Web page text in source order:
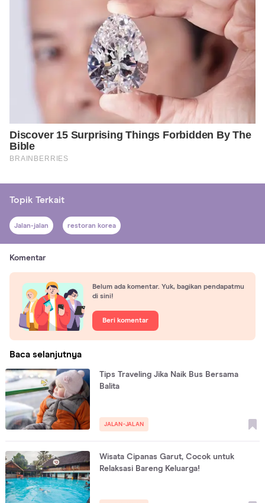
Topik Terkait
Jalan-jalan restoran korea
Komentar
Belum ada komentar. Yuk, bagikan pendapatmu
di sini!
Beri komentar
Baca selanjutnya
Tips Traveling Jika Naik Bus Bersama
Balita
JALAN-JALAN
Wisata Cipanas Garut, Cocok untuk
Relaksasi Bareng Keluarga!